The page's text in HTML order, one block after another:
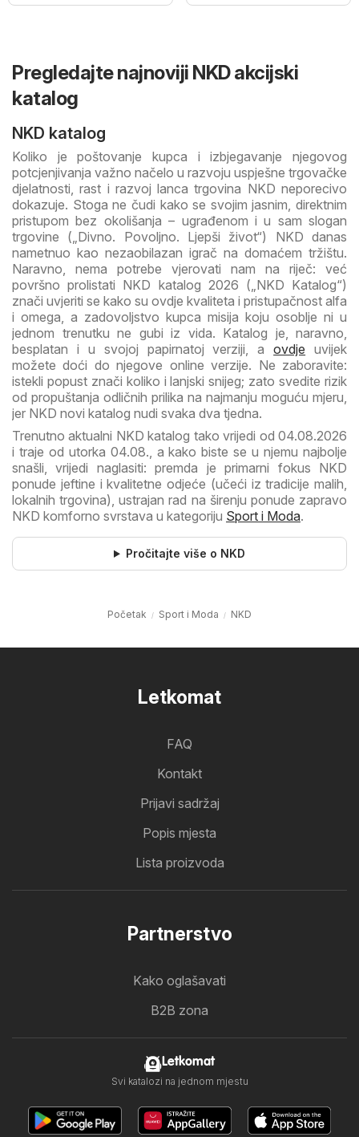
Pregledajte najnoviji NKD akcijski
katalog
NKD katalog
Koliko je poštovanje kupca i izbjegavanje njegovog
potcjenjivanja važno načelo u razvoju uspješne trgovačke
djelatnosti, rast i razvoj lanca trgovina NKD neporecivo
dokazuje. Stoga ne čudi kako se svojim jasnim, direktnim
pristupom bez okolišanja – ugrađenom i u sam slogan
trgovine („Divno. Povoljno. Ljepši život“) NKD danas
nametnuo kao nezaobilazan igrač na domaćem tržištu.
Naravno, nema potrebe vjerovati nam na riječ: već
površno prolistati NKD katalog 2026 („NKD Katalog“)
znači uvjeriti se kako su ovdje kvaliteta i pristupačnost alfa
i omega, a zadovoljstvo kupca misija koju osoblje ni u
jednom trenutku ne gubi iz vida. Katalog je, naravno,
besplatan i u svojoj papirnatoj verziji, aovdje uvijek
možete doći do njegove online verzije. Ne zaboravite:
istekli popust znači koliko i lanjski snijeg; zato svedite rizik
od propuštanja odličnih prilika na najmanju moguću mjeru,
jer NKD novi katalog nudi svaka dva tjedna.
Trenutno aktualni NKD katalog tako vrijedi od 04.08.2026
i traje od utorka 04.08., a kako biste se u njemu najbolje
snašli, vrijedi naglasiti: premda je primarni fokus NKD
ponude jeftine i kvalitetne odjeće (učeći iz tradicije malih,
lokalnih trgovina), ustrajan rad na širenju ponude zapravo
NKD komforno svrstava u kategoriju Sport i Moda.
Pročitajte više o NKD
Početak Sport i Moda NKD
Letkomat
FAQ
Kontakt
Prijavi sadržaj
Popis mjesta
Lista proizvoda
Partnerstvo
Kako oglašavati
B2B zona
Letkomat
Svi katalozi na jednom mjestu